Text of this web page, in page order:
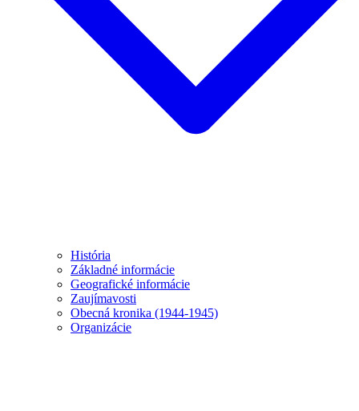
História
Základné informácie
Geografické informácie
Zaujímavosti
Obecná kronika (1944-1945)
Organizácie